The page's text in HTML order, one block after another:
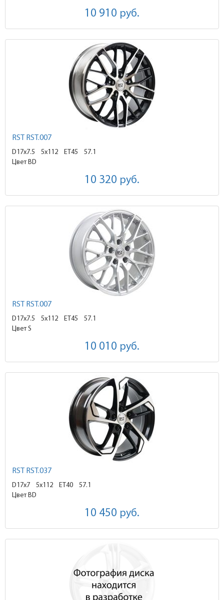
10 910 руб.
RST RST.007
D17x7.5 5x112 ET45
57.1
Цвет BD
10 320 руб.
RST RST.007
D17x7.5 5x112 ET45
57.1
Цвет S
10 010 руб.
RST RST.037
D17x7 5x112 ET40
57.1
Цвет BD
10 450 руб.